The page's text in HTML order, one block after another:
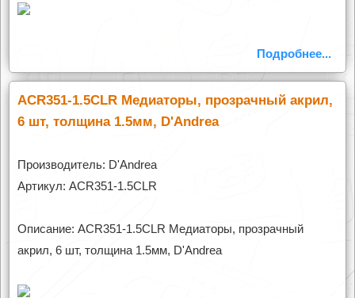
Подробнее...
ACR351-1.5CLR Медиаторы, прозрачный акрил,
6 шт, толщина 1.5мм, D'Andrea
Производитель: D'Andrea
Артикул: ACR351-1.5CLR
Описание: ACR351-1.5CLR Медиаторы, прозрачный
акрил, 6 шт, толщина 1.5мм, D'Andrea